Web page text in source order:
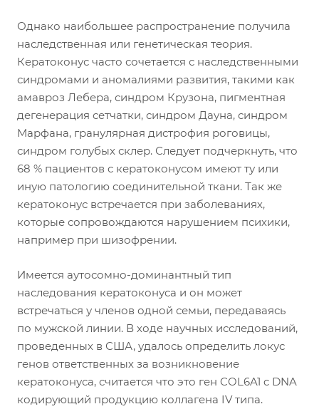
Однако наибольшее распространение получила
наследственная или генетическая теория.
Кератоконус часто сочетается с наследственными
синдромами и аномалиями развития, такими как
амавроз Лебера, синдром Крузона, пигментная
дегенерация сетчатки, синдром Дауна, синдром
Марфана, гранулярная дистрофия роговицы,
синдром голубых склер. Следует подчеркнуть, что
68 % пациентов с кератоконусом имеют ту или
иную патологию соединительной ткани. Так же
кератоконус встречается при заболеваниях,
которые сопровождаются нарушением психики,
например при шизофрении.
Имеется аутосомно-доминантный тип
наследования кератоконуса и он может
встречаться у членов одной семьи, передаваясь
по мужской линии. В ходе научных исследований,
проведенных в США, удалось определить локус
генов ответственных за возникновение
кератоконуса, считается что это ген COL6A1 c DNA
кодирующий продукцию коллагена IV типа.